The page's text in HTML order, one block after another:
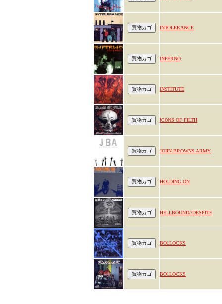
INTOLERANCE
INFERNO
INSTITUTE
ICONS OF FILTH
JOHN BROWNS ARMY
HOLDING ON
HELLBOUND//DESPITE
BOLLOCKS
BOLLOCKS